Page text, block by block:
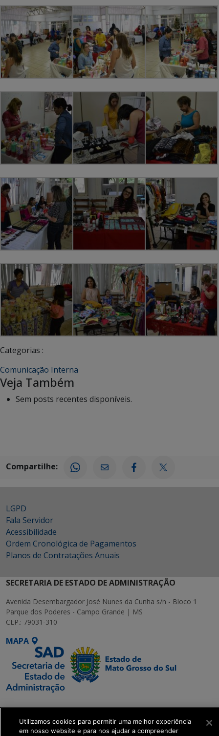
Categorias :
Comunicação Interna
Veja Também
Sem posts recentes disponíveis.
Compartilhe:
LGPD
Fala Servidor
Acessibilidade
Ordem Cronológica de Pagamentos
Planos de Contratações Anuais
SECRETARIA DE ESTADO DE ADMINISTRAÇÃO
Avenida Desembargador José Nunes da Cunha s/n - Bloco 1
Parque dos Poderes - Campo Grande | MS
CEP.: 79031-310
MAPA
SETDIG | Secretaria-
Executiva de
Transformação Digital
Utilizamos cookies para permitir uma melhor experiência
em nosso website e para nos ajudar a compreender